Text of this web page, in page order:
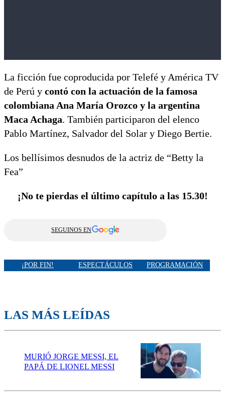
La ficción fue coproducida por Telefé y América TV
de Perú y contó con la actuación de la famosa
colombiana Ana María Orozco y la argentina
Maca Achaga. También participaron del elenco
Pablo Martínez, Salvador del Solar y Diego Bertie.
Los bellísimos desnudos de la actriz de “Betty la
Fea”
¡No te pierdas el último capítulo a las 15.30!
SEGUINOS EN
¡POR FIN! ESPECTÁCULOS PROGRAMACIÓN
LAS MÁS LEÍDAS
MURIÓ JORGE MESSI, EL
PAPÁ DE LIONEL MESSI